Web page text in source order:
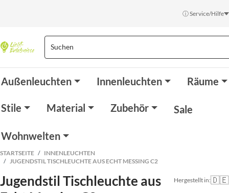
ⓘ Service/Hilfe
Außenleuchten Innenleuchten Räume
Stile Material Zubehör Sale
Wohnwelten
STARTSEITE
INNENLEUCHTEN
JUGENDSTIL TISCHLEUCHTE AUS ECHT MESSING C2
Jugendstil Tischleuchte aus
Hergestellt in:🇩🇪